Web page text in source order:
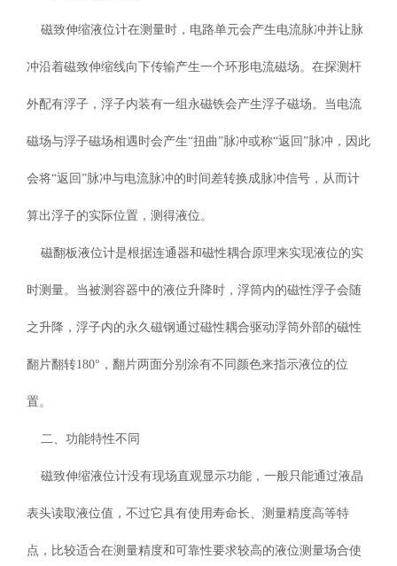
磁致伸缩液位计在测量时，电路单元会产生电流脉冲并让脉
冲沿着磁致伸缩线向下传输产生一个环形电流磁场。在探测杆
外配有浮子，浮子内装有一组永磁铁会产生浮子磁场。当电流
磁场与浮子磁场相遇时会产生“扭曲”脉冲或称“返回”脉冲，因此
会将“返回”脉冲与电流脉冲的时间差转换成脉冲信号，从而计
算出浮子的实际位置，测得液位。
磁翻板液位计是根据连通器和磁性耦合原理来实现液位的实
时测量。当被测容器中的液位升降时，浮筒内的磁性浮子会随
之升降，浮子内的永久磁钢通过磁性耦合驱动浮筒外部的磁性
翻片翻转180°，翻片两面分别涂有不同颜色来指示液位的位
置。
二、功能特性不同
磁致伸缩液位计没有现场直观显示功能，一般只能通过液晶
表头读取液位值，不过它具有使用寿命长、测量精度高等特
点，比较适合在测量精度和可靠性要求较高的液位测量场合使